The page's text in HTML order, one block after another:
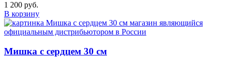
1 200 руб.
В корзину
Мишка с сердцем 30 см